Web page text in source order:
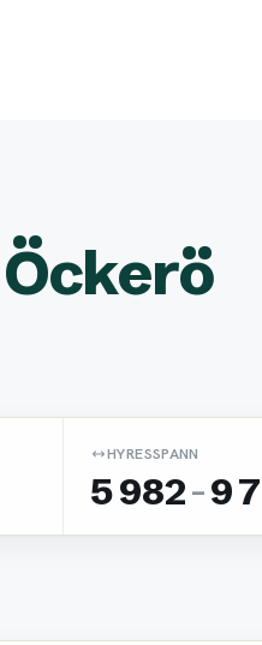
Öckerö
HYRESSPANN
5 982-9